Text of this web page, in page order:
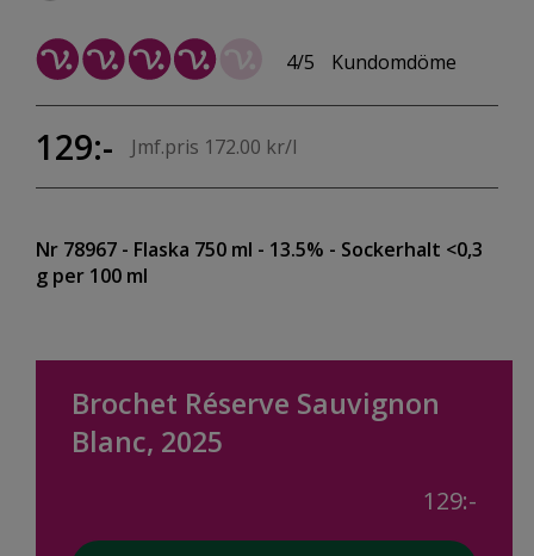
4/5 Kundomdöme
129:- Jmf.pris 172.00 kr/l
Nr 78967 - Flaska 750 ml - 13.5% - Sockerhalt <0,3
g per 100 ml
Brochet Réserve Sauvignon
Blanc, 2025
129:-